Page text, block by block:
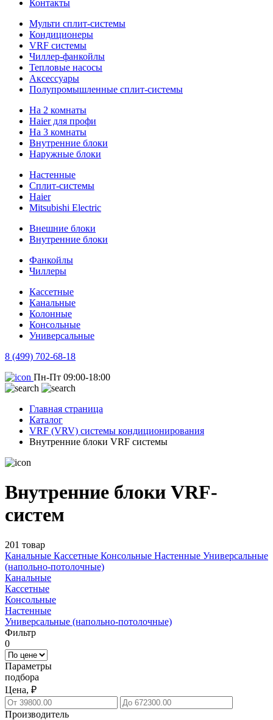
Контакты
Мульти сплит-системы
Кондиционеры
VRF системы
Чиллер-фанкойлы
Тепловые насосы
Аксессуары
Полупромышленные сплит-системы
На 2 комнаты
Haier для профи
На 3 комнаты
Внутренние блоки
Наружные блоки
Настенные
Сплит-системы
Haier
Mitsubishi Electric
Внешние блоки
Внутренние блоки
Фанкойлы
Чиллеры
Кассетные
Канальные
Колонные
Консольные
Универсальные
8 (499) 702-68-18
Пн-Пт 09:00-18:00
Главная страница
Каталог
VRF (VRV) системы кондиционирования
Внутренние блоки VRF системы
Внутренние блоки VRF-
систем
201 товар
Канальные Кассетные Консольные Настенные Универсальные
(напольно-потолочные)
Канальные
Кассетные
Консольные
Настенные
Универсальные (напольно-потолочные)
Фильтр
0
Параметры
подбора
Цена, ₽
Производитель